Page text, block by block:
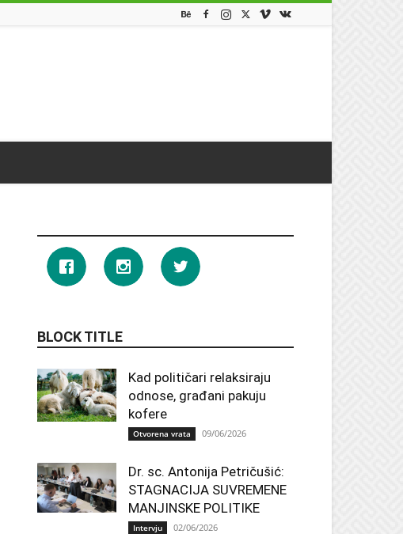
BLOCK TITLE
Kad političari relaksiraju
odnose, građani pakuju
kofere
Otvorena vrata 09/06/2026
Dr. sc. Antonija Petričušić:
STAGNACIJA SUVREMENE
MANJINSKE POLITIKE
Intervju 02/06/2026